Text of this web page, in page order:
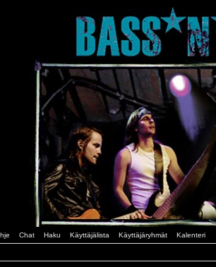
Chat Haku Käyttäjälista Käyttäjäryhmät Kalenteri